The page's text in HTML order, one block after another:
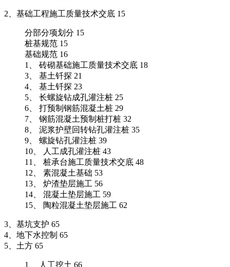
2、基础工程施工质量技术交底 15
分部分项划分 15
桩基规范 15
基础规范 16
1、 砖砌基础施工质量技术交底 18
3、 基土钎探 21
4、 基土钎探 23
5、 长螺旋钻成孔灌注桩 25
6、 打预制钢筋混凝土桩 29
7、 钢筋混凝土预制桩打桩 32
8、 泥浆护壁回转钻孔灌注桩 35
9、 螺旋钻孔灌注桩 39
10、 人工成孔灌注桩 43
11、 桩承台施工质量技术交底 48
12、 素混凝土基础 53
13、 炉渣垫层施工 56
14、 混凝土垫层施工 59
15、 陶粒混凝土垫层施工 62
3、基坑支护 65
4、地下水控制 65
5、土方 65
1、 人工挖土 66